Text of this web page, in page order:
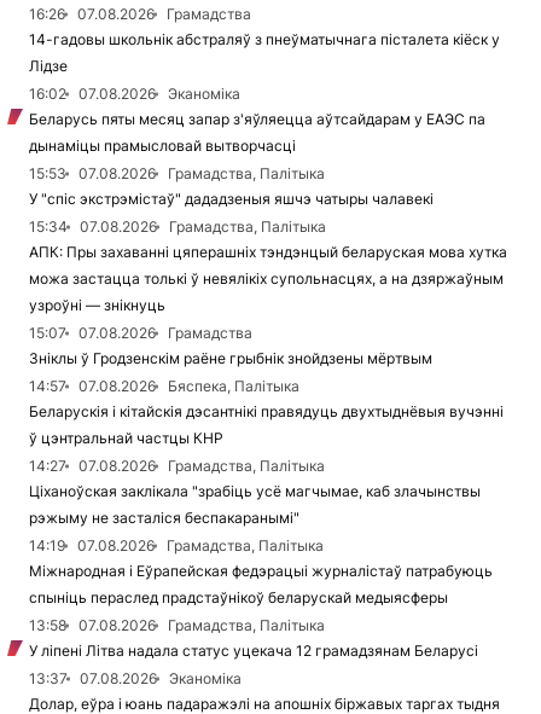
16:26
07.08.2026
Грамадства
14-гадовы школьнік абстраляў з пнеўматычнага пісталета кіёск у
Лідзе
16:02
07.08.2026
Эканоміка
Беларусь пяты месяц запар з'яўляецца аўтсайдарам у ЕАЭС па
дынаміцы прамысловай вытворчасці
15:53
07.08.2026
Грамадства, Палітыка
У "спіс экстрэмістаў" дададзеныя яшчэ чатыры чалавекі
15:34
07.08.2026
Грамадства, Палітыка
АПК: Пры захаванні цяперашніх тэндэнцый беларуская мова хутка
можа застацца толькі ў невялікіх супольнасцях, а на дзяржаўным
узроўні — знікнуць
15:07
07.08.2026
Грамадства
Зніклы ў Гродзенскім раёне грыбнік знойдзены мёртвым
14:57
07.08.2026
Бяспека, Палітыка
Беларускія і кітайскія дэсантнікі правядуць двухтыднёвыя вучэнні
ў цэнтральнай частцы КНР
14:27
07.08.2026
Грамадства, Палітыка
Ціханоўская заклікала "зрабіць усё магчымае, каб злачынствы
рэжыму не засталіся беспакаранымі"
14:19
07.08.2026
Грамадства, Палітыка
Міжнародная і Еўрапейская федэрацыі журналістаў патрабуюць
спыніць пераслед прадстаўнікоў беларускай медыясферы
13:58
07.08.2026
Грамадства, Палітыка
У ліпені Літва надала статус уцекача 12 грамадзянам Беларусі
13:37
07.08.2026
Эканоміка
Долар, еўра і юань падаражэлі на апошніх біржавых таргах тыдня